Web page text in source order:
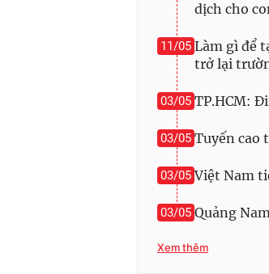
dịch cho
11/05 Làm gì để
trở lại
03/05 TP.HCM:
03/05 Tuyến cao
03/05 Việt Nam
03/05 Quảng
Xem thêm